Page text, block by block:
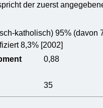
der zuerst
katholisch) 95% (davon
8,3% [2002]
0,88
35